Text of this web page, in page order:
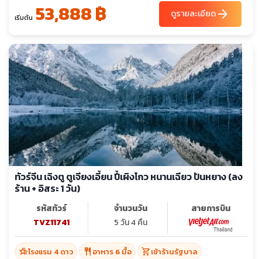
เริ่มต้น 53,888 ฿ ดูรายละเอียดarrow_forward
ทัวร์จีน เฉิงตู ตูเจียงเอี้ยน ปี้เผิงโกว หนานเฉียว ปันหยาง (ลง
ร้าน + อิสระ 1 วัน)
รหัสทัวร์
TVZ11741
จำนวนวัน
5 วัน 4 คืน
สายการบิน
hotel_classโรงแรม 4 ดาว restaurant อาหาร 6 มื้อ shopping_cartเข้าร้านรัฐบาล